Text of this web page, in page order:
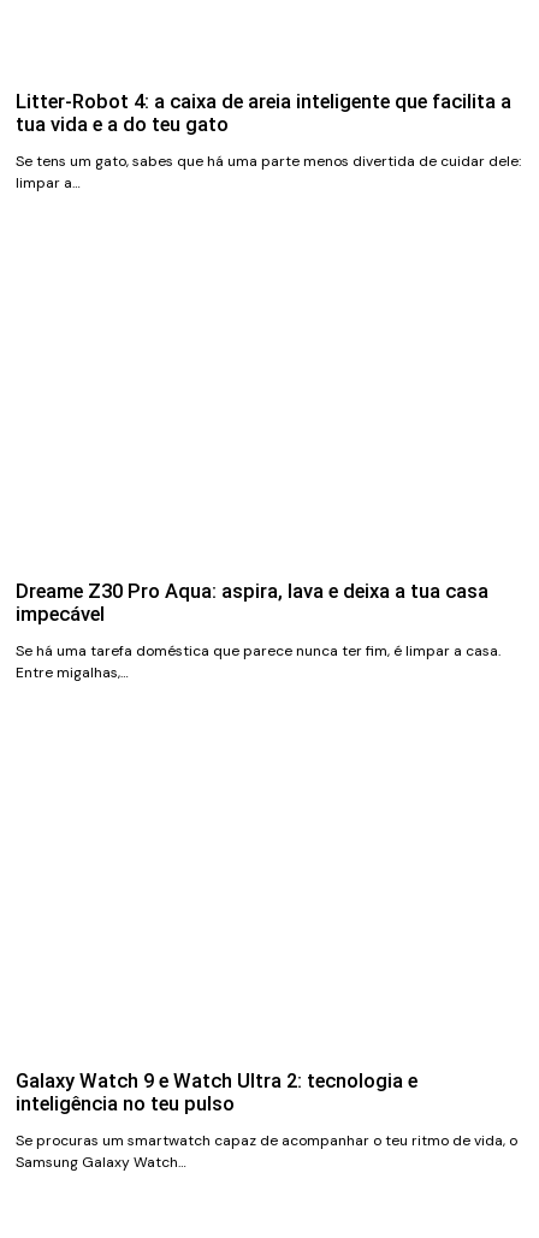
Litter-Robot 4: a caixa de areia inteligente que facilita a
tua vida e a do teu gato
Se tens um gato, sabes que há uma parte menos divertida de cuidar dele:
limpar a…
Dreame Z30 Pro Aqua: aspira, lava e deixa a tua casa
impecável
Se há uma tarefa doméstica que parece nunca ter fim, é limpar a casa.
Entre migalhas,…
Galaxy Watch 9 e Watch Ultra 2: tecnologia e
inteligência no teu pulso
Se procuras um smartwatch capaz de acompanhar o teu ritmo de vida, o
Samsung Galaxy Watch…